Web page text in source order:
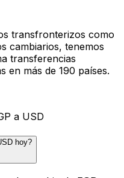
transfronterizos como
cambiarios, tenemos
transferencias
en más de 190 países.
a USD
hoy?